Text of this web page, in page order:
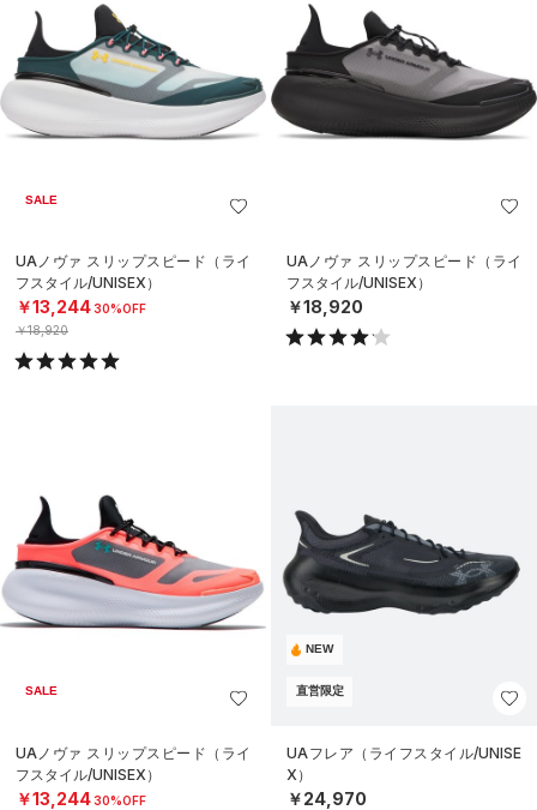
SALE
UAノヴァ スリップスピード（ライ
フスタイル/UNISEX）
￥13,24430%OFF
￥18,920
UAノヴァ スリップスピード（ライ
フスタイル/UNISEX）
￥18,920
SALE
UAノヴァ スリップスピード（ライ
フスタイル/UNISEX）
￥13,24430%OFF
NEW
直営限定
UAフレア（ライフスタイル/UNISE
X）
￥24,970